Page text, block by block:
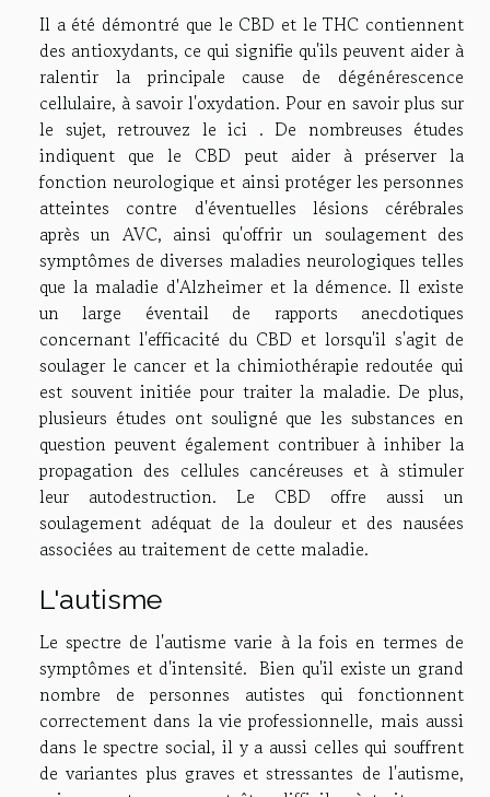
Il a été démontré que le CBD et le THC contiennent
des antioxydants, ce qui signifie qu'ils peuvent aider à
ralentir la principale cause de dégénérescence
cellulaire, à savoir l'oxydation. Pour en savoir plus sur
le sujet, retrouvez le ici . De nombreuses études
indiquent que le CBD peut aider à préserver la
fonction neurologique et ainsi protéger les personnes
atteintes contre d'éventuelles lésions cérébrales
après un AVC, ainsi qu'offrir un soulagement des
symptômes de diverses maladies neurologiques telles
que la maladie d'Alzheimer et la démence. Il existe
un large éventail de rapports anecdotiques
concernant l'efficacité du CBD et lorsqu'il s'agit de
soulager le cancer et la chimiothérapie redoutée qui
est souvent initiée pour traiter la maladie. De plus,
plusieurs études ont souligné que les substances en
question peuvent également contribuer à inhiber la
propagation des cellules cancéreuses et à stimuler
leur autodestruction. Le CBD offre aussi un
soulagement adéquat de la douleur et des nausées
associées au traitement de cette maladie.
L'autisme
Le spectre de l'autisme varie à la fois en termes de
symptômes et d'intensité. Bien qu'il existe un grand
nombre de personnes autistes qui fonctionnent
correctement dans la vie professionnelle, mais aussi
dans le spectre social, il y a aussi celles qui souffrent
de variantes plus graves et stressantes de l'autisme,